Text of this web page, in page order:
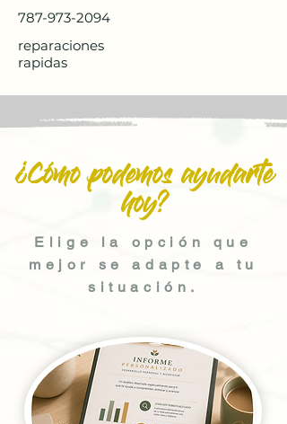
787-973-2094
reparaciones
rapidas
¿Cómo podemos ayudarte
hoy?
Elige la opción que
mejor se adapte a tu
situación.